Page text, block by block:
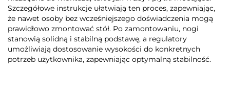
Szczegółowe instrukcje ułatwiają ten proces, zapewniając,
że nawet osoby bez wcześniejszego doświadczenia mogą
prawidłowo zmontować stół. Po zamontowaniu, nogi
stanowią solidną i stabilną podstawę, a regulatory
umożliwiają dostosowanie wysokości do konkretnych
potrzeb użytkownika, zapewniając optymalną stabilność.